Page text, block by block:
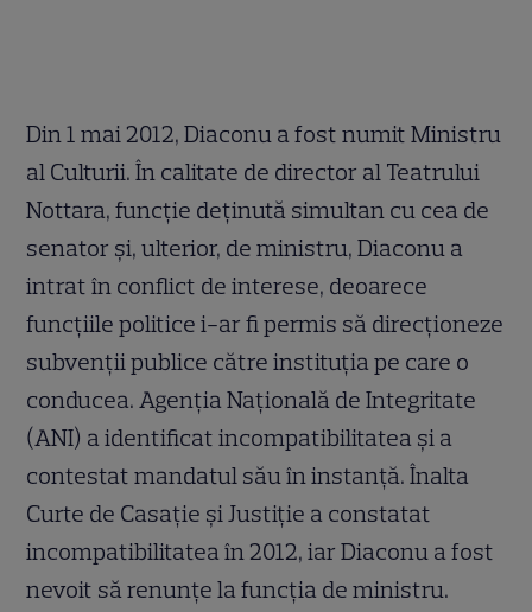
Din 1 mai 2012, Diaconu a fost numit Ministru
al Culturii. În calitate de director al Teatrului
Nottara, funcție deținută simultan cu cea de
senator și, ulterior, de ministru, Diaconu a
intrat în conflict de interese, deoarece
funcțiile politice i-ar fi permis să direcționeze
subvenții publice către instituția pe care o
conducea. Agenția Națională de Integritate
(ANI) a identificat incompatibilitatea și a
contestat mandatul său în instanță. Înalta
Curte de Casație și Justiție a constatat
incompatibilitatea în 2012, iar Diaconu a fost
nevoit să renunțe la funcția de ministru.